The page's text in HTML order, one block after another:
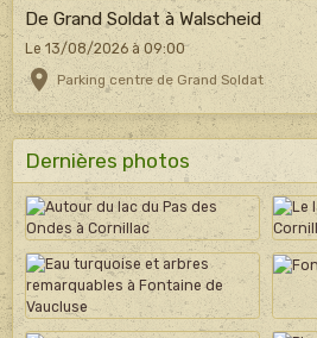
De Grand Soldat à Walscheid
Le 13/08/2026 à 09:00
Parking centre de Grand Soldat
Dernières photos